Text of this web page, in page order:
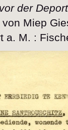
der
von Miep
a. M. :